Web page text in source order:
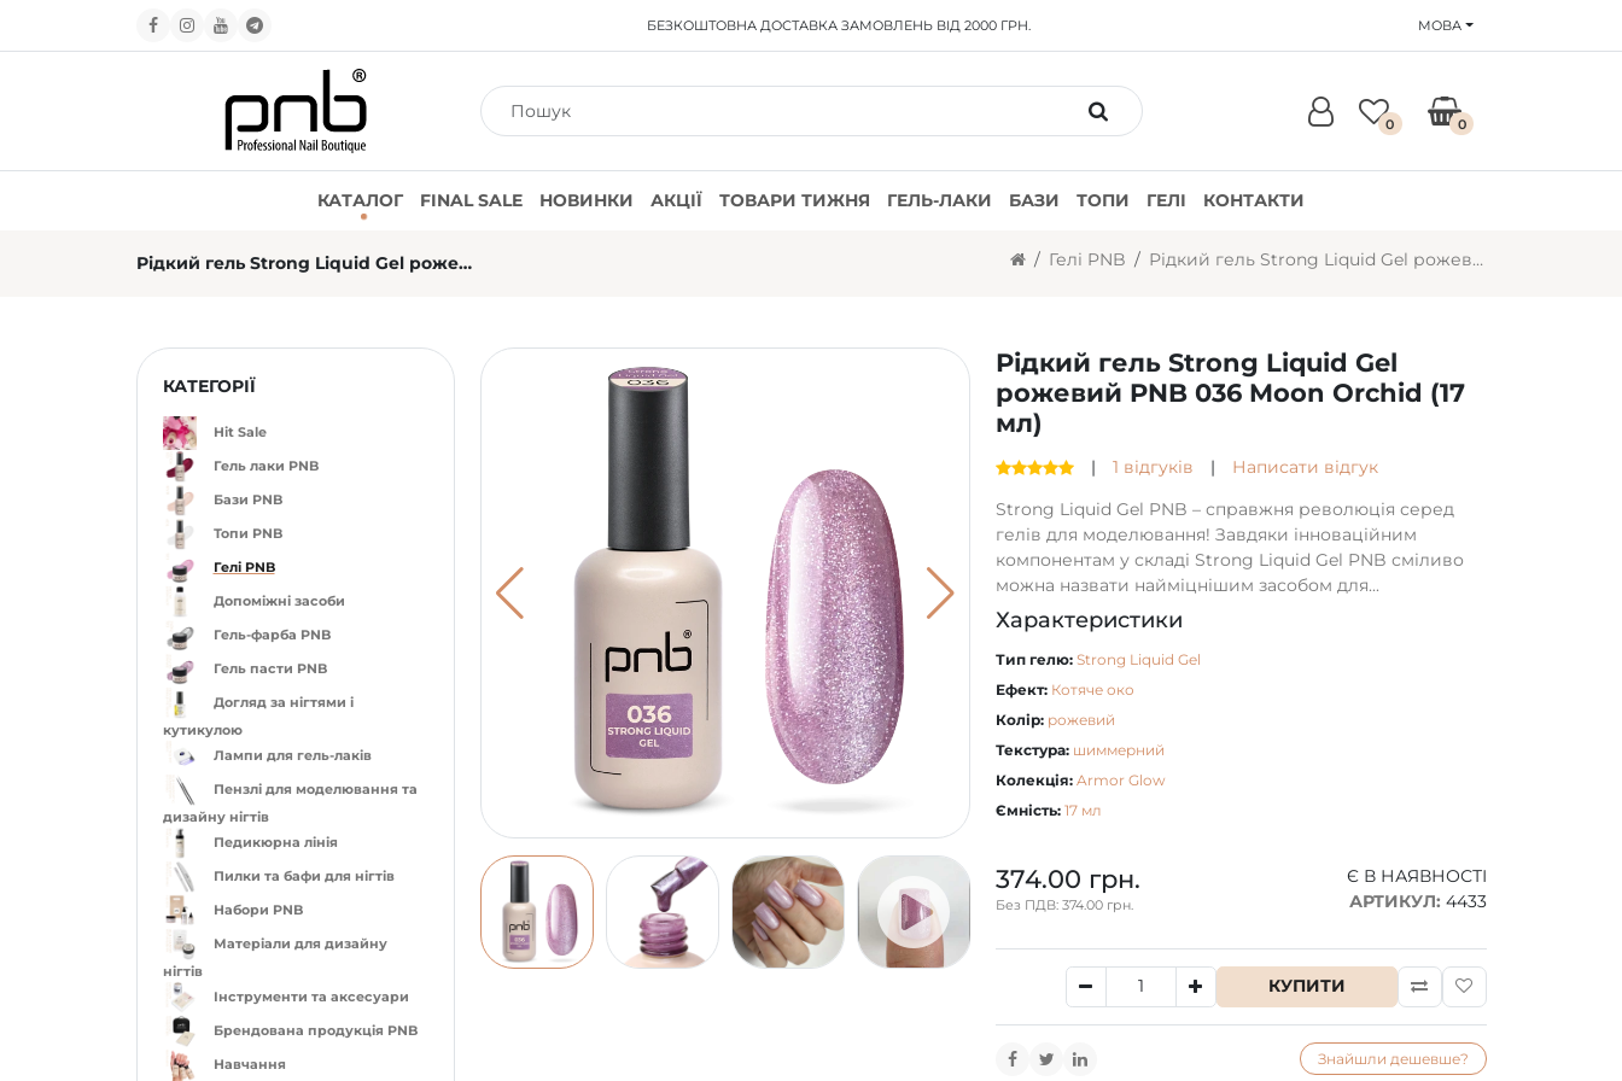
БЕЗКОШТОВНА ДОСТАВКАЗАМОВЛЕНЬ ВІД 2000 ГРН. МОВА
0 0
КАТАЛОГ FINAL SALE НОВИНКИ АКЦІЇ ТОВАРИ ТИЖНЯ ГЕЛЬ-ЛАКИ БАЗИ ТОПИ ГЕЛІ КОНТАКТИ
Рідкий гель Strong Liquid Gel рожевий PNB 036 Moon Orchid (17 мл) Гелі PNB Рідкий гель Strong Liquid Gel рожевий PNB 036 Moon Orchid (17 мл)
КАТЕГОРІЇ
Hit Sale
Гель лаки PNB
Бази PNB
Топи PNB
Гелі PNB
Допоміжні засоби
Гель-фарба PNB
Гель пасти PNB
Догляд за нігтями і
кутикулою
Лампи для гель-лаків
Пензлі для моделювання та
дизайну нігтів
Педикюрна лінія
Пилки та бафи для нігтів
Набори PNB
Матеріали для дизайну
нігтів
Інструменти та аксесуари
Брендована продукція PNB
Навчання
Рідкий гель Strong Liquid Gel
рожевий PNB 036 Moon Orchid (17
мл)
| 1 відгуків |
Написати відгук
Strong Liquid Gel PNB – справжня революція серед
гелів для моделювання! Завдяки інноваційним
компонентам у складі Strong Liquid Gel PNB сміливо
можна назвати найміцнішим засобом для...
Характеристики
Тип гелю: Strong Liquid Gel
Ефект: Котяче око
Колір: рожевий
Текстура: шиммерний
Колекція: Armor Glow
Ємність: 17 мл
374.00 грн.
Без ПДВ: 374.00 грн.
Є В НАЯВНОСТІ
АРТИКУЛ: 4433
КУПИТИ
Знайшли дешевше?